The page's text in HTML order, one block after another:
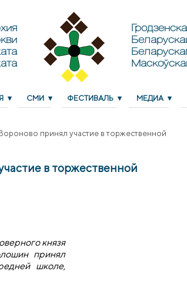
СМИ ФЕСТИВАЛЬ МЕДИА
принял участие в торжественной
в торжественной
князя
принял
школе,